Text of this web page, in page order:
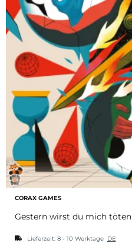
CORAX GAMES
Gestern wirst du mich töten
Lieferzeit: 8 - 10 Werktage DE